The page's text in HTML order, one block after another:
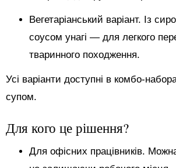
Вегетаріанський варіант. Із
соусом унагі — для легкого
тваринного походження.
Усі варіанти доступні в комбо-
супом.
Для кого це рішення?
Для офісних працівників.